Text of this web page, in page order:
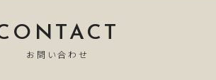
お問い合わせ